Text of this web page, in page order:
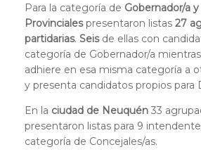
Para la categoría de Gobernador/a
Provincialespresentaron listas 27
partidarias. Seisde ellas con
categoría de Gobernador/a
adhiere en esa misma categoría a
y presenta candidatos propios para
En la ciudad de Neuquén 33
presentaron listas para 9
categoría de Concejales/as.